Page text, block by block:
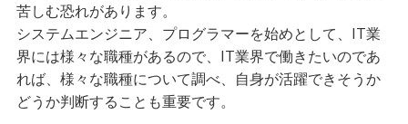
苦しむ恐れがあります。
システムエンジニア、プログラマーを始めとして、IT業
界には様々な職種があるので、IT業界で働きたいのであ
れば、様々な職種について調べ、自身が活躍できそうか
どうか判断することも重要です。